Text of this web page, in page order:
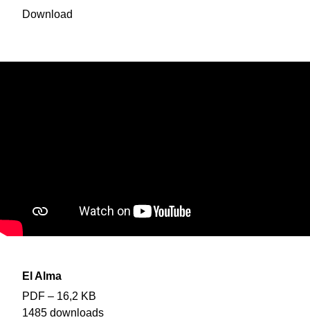
Download
El Alma
PDF – 16,2 KB
1485 downloads